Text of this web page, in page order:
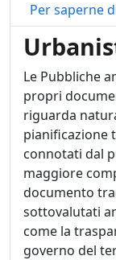
Per saperne
Le Pubbliche
propri
riguarda
pianificazione
connotati dal
maggiore
documento
sottovalutati
come la
governo del